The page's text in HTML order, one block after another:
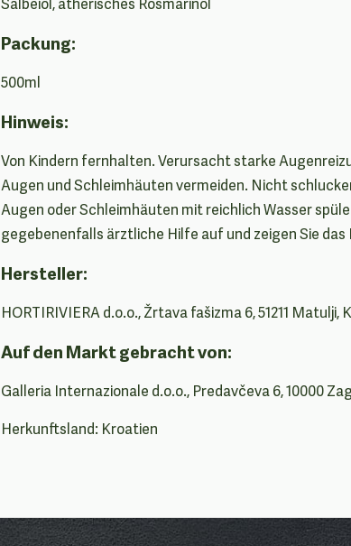
Packung:
500ml
Hinweis:
Von Kindern fernhalten. Verursacht starke
Augen und Schleimhäuten vermeiden. Nicht
Augen oder Schleimhäuten mit reichlich Wasser
gegebenenfalls ärztliche Hilfe auf und zeigen Sie das
Hersteller:
HORTIRIVIERA d.o.o., Žrtava fašizma 6, 51211 Matulji,
Auf den Markt gebracht von:
Galleria Internazionale d.o.o., Predavčeva 6, 10000
Herkunftsland: Kroatien